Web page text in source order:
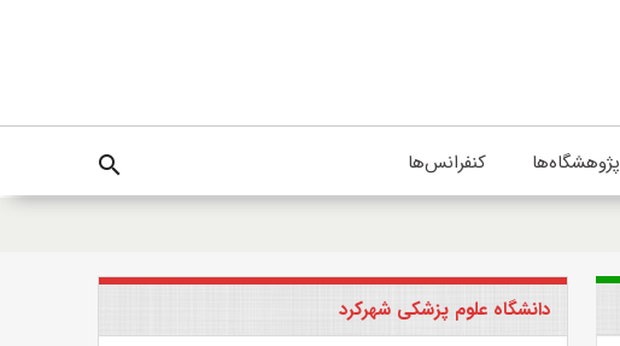
پژوهشگاه‌ها کنفرانس‌ها search
دانشگاه علوم پزشکی شهرکرد